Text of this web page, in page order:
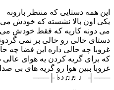
این همه دستایی که منتظر بارونه
یکی اون بالا نشسته که خودش می
می دونه کاریه که فقط خودش می
دستای خالی رو خالی بر نمی
غروبا چه حالی داره این فضا چه
که برای گریه کردن یه هوای عالی
غروبا ببین هوا رو گریه های بی
───┤ ♩♬♫♪♭ ├───